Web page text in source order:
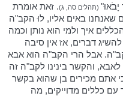
(תהלים סה, ג). זאת אומרת
באים אליו, לוּ הקב"ה
איך ולמי הוא נותן וכמה
דברים, אז אין סיבה
אבל הרי הקב"ה הוא אבא
והקשר בינינו לקב"ה זה
אתם מכירים בן שהוא בקשר
כללים מדוייקים, מה